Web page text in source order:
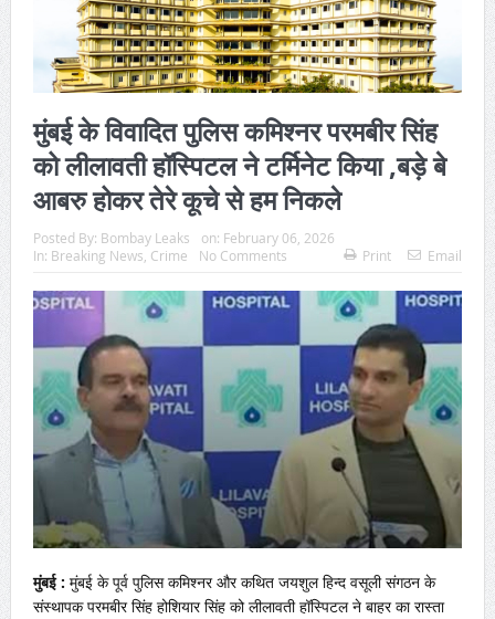
मुंबई के विवादित पुलिस कमिश्नर परमबीर सिंह
को लीलावती हॉस्पिटल ने टर्मिनेट किया ,बड़े बे
आबरु होकर तेरे कूचे से हम निकले
Posted By: Bombay Leaks on: February 06, 2026
In: Breaking News Crime No Comments Print Email
मुंबई : मुंबई के पूर्व पुलिस कमिश्नर और कथित जयशुल हिन्द वसूली संगठन के
संस्थापक परमबीर सिंह होशियार सिंह को लीलावती हॉस्पिटल ने बाहर का रास्ता